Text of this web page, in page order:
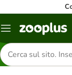
Overview
Cerca
prodotti